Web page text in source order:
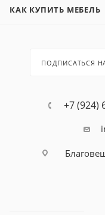
КАК КУПИТЬ МЕБЕЛЬ
ПОДПИСАТЬСЯ
+7 (924)